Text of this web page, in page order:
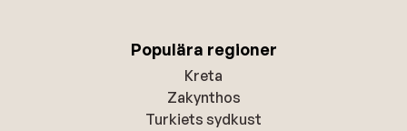
Populära regioner
Kreta
Zakynthos
Turkiets sydkust